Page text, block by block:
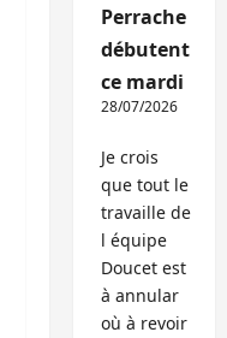
Perrache
débutent
ce mardi
28/07/2026
Je crois
que tout le
travaille de
l équipe
Doucet est
à annular
où à revoir